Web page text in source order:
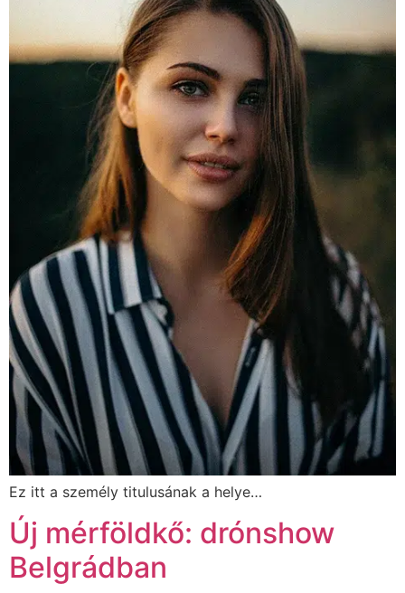
Ez itt a személy titulusának a helye…
Új mérföldkő: drónshow
Belgrádban